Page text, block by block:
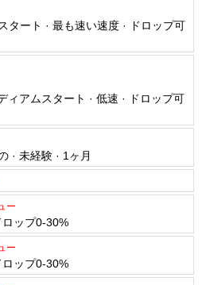
タート · 最も速い速度 · ドロップ可
ィアムスタート · 低速 · ドロップ可
· 未経験 · 1ヶ月
ー
ロップ0-30%
ー
ロップ0-30%